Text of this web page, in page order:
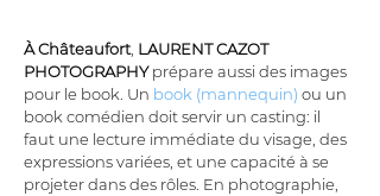
À Châteaufort LAURENT CAZOT
PHOTOGRAPHY prépare aussi des images
pour le book. Un book (mannequin) ou un
book comédien doit servir un casting: il
faut une lecture immédiate du visage, des
expressions variées, et une capacité à se
projeter dans des rôles. En photographie,